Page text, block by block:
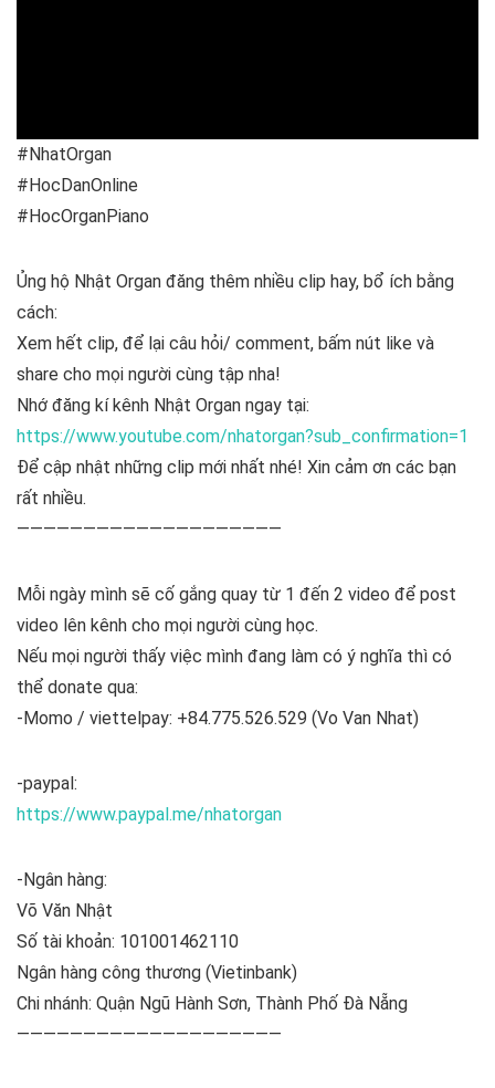
#NhatOrgan
#HocDanOnline
#HocOrganPiano
Ủng hộ Nhật Organ đăng thêm nhiều clip hay, bổ ích bằng
cách:
Xem hết clip, để lại câu hỏi/ comment, bấm nút like và
share cho mọi người cùng tập nha!
Nhớ đăng kí kênh Nhật Organ ngay tại:
https://www.youtube.com/nhatorgan?sub_confirmation=1
Để cập nhật những clip mới nhất nhé! Xin cảm ơn các bạn
rất nhiều.
————————————————————
Mỗi ngày mình sẽ cố gắng quay từ 1 đến 2 video để post
video lên kênh cho mọi người cùng học.
Nếu mọi người thấy việc mình đang làm có ý nghĩa thì có
thể donate qua:
-Momo / viettelpay: +84.775.526.529 (Vo Van Nhat)
-paypal:
https://www.paypal.me/nhatorgan
-Ngân hàng:
Võ Văn Nhật
Số tài khoản: 101001462110
Ngân hàng công thương (Vietinbank)
Chi nhánh: Quận Ngũ Hành Sơn, Thành Phố Đà Nẵng
————————————————————